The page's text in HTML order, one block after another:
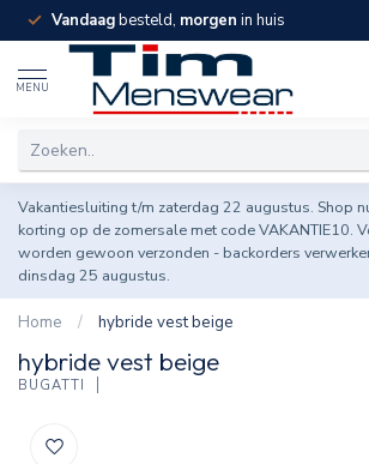
Vandaagbesteld, morgen in huis
MENU
Vakantiesluiting t/m zaterdag 22 augustus. Shop
korting op de zomersale met code VAKANTIE10.
worden gewoon verzonden - backorders
dinsdag 25 augustus.
Home / hybride vest beige
hybride vest beige
BUGATTI